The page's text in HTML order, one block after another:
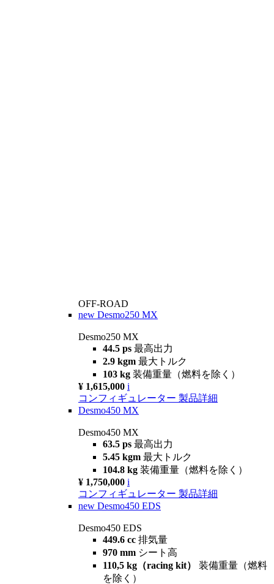
OFF-ROAD
new Desmo250 MX
Desmo250 MX
44.5 ps 最高出力
2.9 kgm 最大トルク
103 kg 装備重量（燃料を除く）
¥ 1,615,000 i
コンフィギュレーター 製品詳細
Desmo450 MX
Desmo450 MX
63.5 ps 最高出力
5.45 kgm 最大トルク
104.8 kg 装備重量（燃料を除く）
¥ 1,750,000 i
コンフィギュレーター 製品詳細
new Desmo450 EDS
Desmo450 EDS
449.6 cc 排気量
970 mm シート高
110,5 kg（racing kit） 装備重量（燃料
を除く）